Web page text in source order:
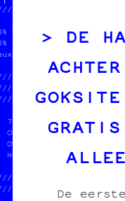
○≈//●//
═  │ ▓ └
transwallon          //
légal
que sur//
//  DONNE-
TON POGNON
STP
//n
CHAT ET
MANGÉ TOUS LES
CROQUETTES
HELP HELP
≡       //
※////////
DE
De